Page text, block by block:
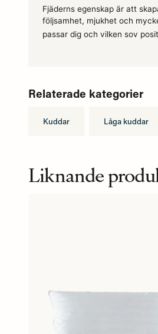
Fjäderns egenskap är att
följsamhet, mjukhet och
passar dig och vilken sov
Relaterade kategorier
Kuddar Låga kuddar
Liknande